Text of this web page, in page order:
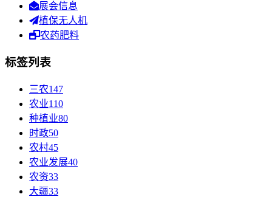
展会信息
植保无人机
农药肥料
标签列表
三农147
农业110
种植业80
时政50
农村45
农业发展40
农资33
大疆33